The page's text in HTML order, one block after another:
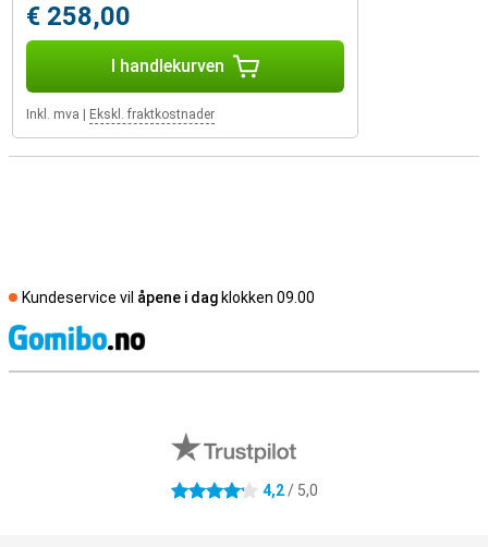
€ 258,00
I handlekurven
Inkl. mva Ekskl. fraktkostnader
Kundeservice vil åpene i dag klokken 09.00
4.2 stjerner 4,2/ 5,0